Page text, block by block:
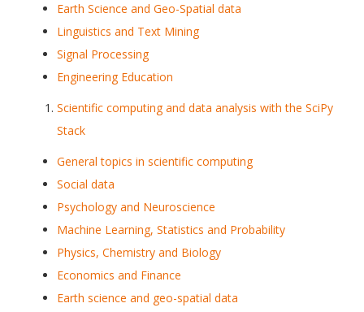
Earth Science and Geo-Spatial data
Linguistics and Text Mining
Signal Processing
Engineering Education
Scientific computing and data analysis with the SciPy
Stack
General topics in scientific computing
Social data
Psychology and Neuroscience
Machine Learning, Statistics and Probability
Physics, Chemistry and Biology
Economics and Finance
Earth science and geo-spatial data